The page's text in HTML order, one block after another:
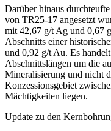
Darüber hinaus
von TR25-17 angesetzt
mit 42,67 g/t Ag und 0,67
Abschnitts einer
und 0,92 g/t Au. Es
Abschnittslängen um die
Mineralisierung und nicht
Konzessionsgebiet
Mächtigkeiten liegen.
Update zu den